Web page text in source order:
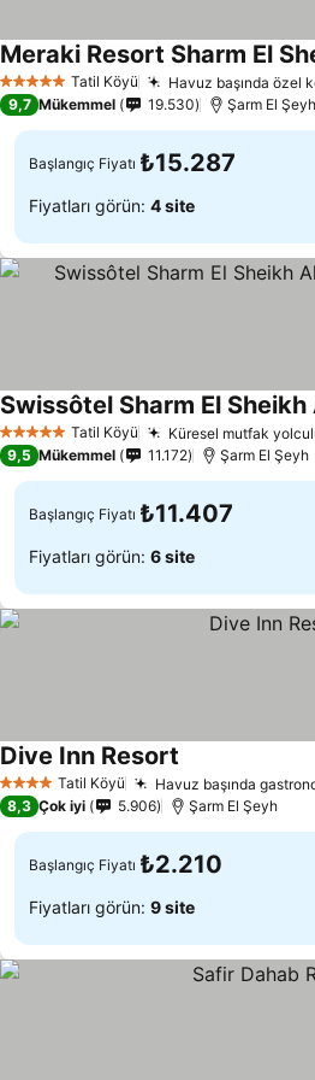
5 Yıldız Tatil Köyü Havuz başında özel
Meraki Resort Sharm El
9,7 Mükemmel 19.530 Şarm El Şeyh
Başlangıç Fiyatı ₺15.287
Fiyatları görün: 4 site
5 Yıldız Tatil Köyü Küresel mutfak
9,5 Mükemmel 11.172 Şarm El Şeyh
Başlangıç Fiyatı ₺11.407
Fiyatları görün: 6 site
4 Yıldız Tatil Köyü Havuz başında
Dive Inn Resort
8,3 Çok iyi 5.906 Şarm El Şeyh
Başlangıç Fiyatı ₺2.210
Fiyatları görün: 9 site